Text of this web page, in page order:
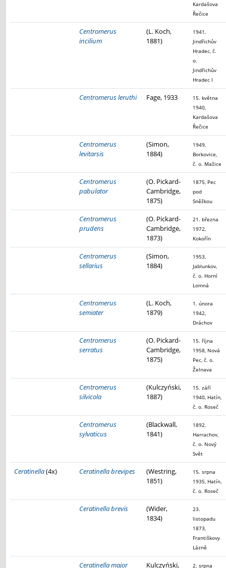
Kardašova
Řečice
Centromerus
incilium
(L. Koch,
1881)
1941,
Jindřichův
Hradec, č.
o.
Jindřichův
Hradec I
Centromerus leruthi Fage, 1933
15. května
1940,
Kardašova
Řečice
Centromerus
levitarsis
(Simon,
1884)
1949,
Borkovice,
č. o. Mažice
Centromerus
pabulator
(O. Pickard-
Cambridge,
1875)
1875, Pec
pod
Sněžkou
Centromerus
prudens
(O. Pickard-
Cambridge,
1873)
21. března
1972,
Kokořín
Centromerus
sellarius
(Simon,
1884)
1953,
Jablunkov,
č. o. Horní
Lomná
Centromerus
semiater
(L. Koch,
1879)
1. února
1942,
Dráchov
Centromerus
serratus
(O. Pickard-
Cambridge,
1875)
15. října
1958, Nová
Pec, č. o.
Želnava
Centromerus
silvicola
(Kulczyński,
1887)
15. září
1940, Hatín,
č. o. Roseč
Centromerus
sylvaticus
(Blackwall,
1841)
1892,
Harrachov,
č. o. Nový
Svět
Ceratinella(4x) Ceratinella brevipes
(Westring,
1851)
15. srpna
1935, Hatín,
č. o. Roseč
Ceratinella brevis
(Wider,
1834)
23.
listopadu
1873,
Františkovy
Lázně
Ceratinella major Kulczyński, 2. srpna